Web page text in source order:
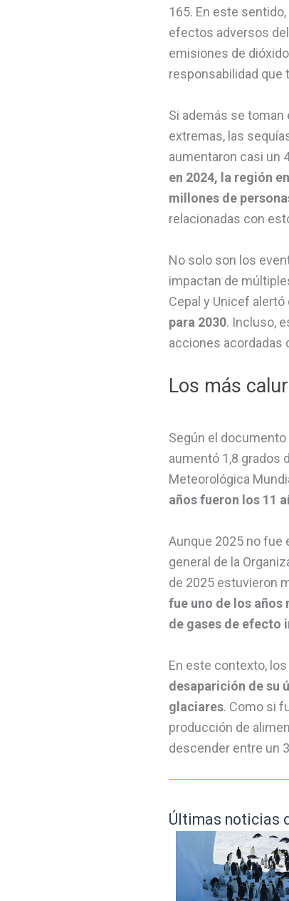
165. En este
efectos adversos
emisiones de
responsabilidad que
Si además se
extremas, las
aumentaron casi un
en 2024, la región
millones de
relacionadas con
No solo son los
impactan de
Cepal y Unicef alertó
para 2030. Incluso,
acciones acordadas
Los más
Según el documento
aumentó 1,8 grados
Meteorológica
años fueron los 11
Aunque 2025 no fue
general de la
de 2025 estuvieron
fue uno de los años
de gases de efecto
En este contexto,
desaparición de su
glaciares. Como si
producción de
descender entre un
Últimas noticias